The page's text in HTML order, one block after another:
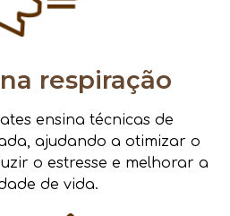
respiração
ensina técnicas de
ajudando a otimizar o
o estresse e melhorar a
de vida.